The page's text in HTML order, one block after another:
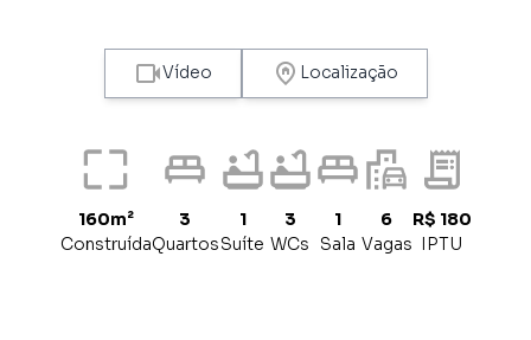
Vídeo Localização
160m²
Construída
3
Quartos
1
Suíte
3
WCs
1
Sala
6
Vagas
R$ 180
IPTU